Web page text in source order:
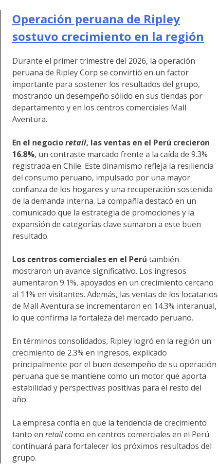
Operación peruana de Ripley
sostuvo crecimiento en la región
Durante el primer trimestre del 2026, la operación
peruana de Ripley Corp se convirtió en un factor
importante para sostener los resultados del grupo,
mostrando un desempeño sólido en sus tiendas por
departamento y en los centros comerciales Mall
Aventura.
En el negocioretail, las ventas en el Perú crecieron
16.8%, un contraste marcado frente a la caída de 9.3%
registrada en Chile. Este dinamismo refleja la resiliencia
del consumo peruano, impulsado por una mayor
confianza de los hogares y una recuperación sostenida
de la demanda interna. La compañía destacó en un
comunicado que la estrategia de promociones y la
expansión de categorías clave sumaron a este buen
resultado.
Los centros comerciales en el Perú también
mostraron un avance significativo. Los ingresos
aumentaron 9.1%, apoyados en un crecimiento cercano
al 11% en visitantes. Además, las ventas de los locatarios
de Mall Aventura se incrementaron en 14.3% interanual,
lo que confirma la fortaleza del mercado peruano.
En términos consolidados, Ripley logró en la región un
crecimiento de 2.3% en ingresos, explicado
principalmente por el buen desempeño de su operación
peruana que se mantiene como un motor que aporta
estabilidad y perspectivas positivas para el resto del
año.
La empresa confía en que la tendencia de crecimiento
tanto en retailcomo en centros comerciales en el Perú
continuará para fortalecer los próximos resultados del
grupo.